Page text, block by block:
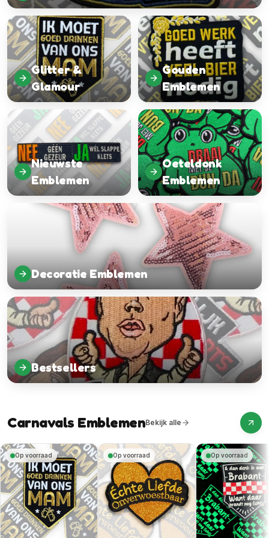
Glitter &
Glamour
Gouden
Emblemen
Nieuwste
Emblemen
Oeteldonk
Emblemen
Decoratie Emblemen
Bestsellers
Carnavals EmblemenBekijk alle
Op voorraad Op voorraad Op voorraad